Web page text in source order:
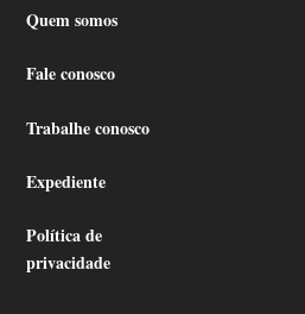
Quem somos
Fale conosco
Trabalhe conosco
Expediente
Política de
privacidade